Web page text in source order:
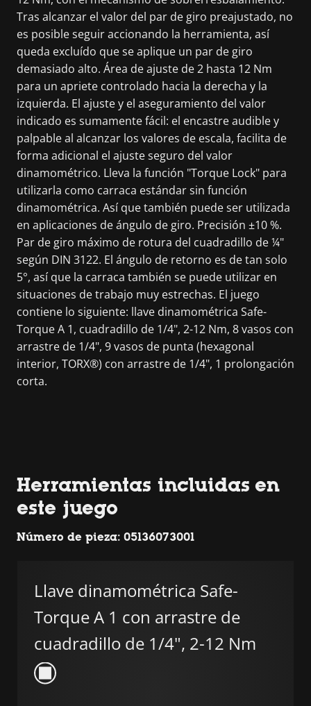
Tras alcanzar el valor del par de giro preajustado, no
es posible seguir accionando la herramienta, así
queda excluído que se aplique un par de giro
demasiado alto. Área de ajuste de 2 hasta 12 Nm
para un apriete controlado hacia la derecha y la
izquierda. El ajuste y el aseguramiento del valor
indicado es sumamente fácil: el encastre audible y
palpable al alcanzar los valores de escala, facilita de
forma adicional el ajuste seguro del valor
dinamométrico. Lleva la función "Torque Lock" para
utilizarla como carraca estándar sin función
dinamométrica. Así que también puede ser utilizada
en aplicaciones de ángulo de giro. Precisión ±10 %.
Par de giro máximo de rotura del cuadradillo de ¼"
según DIN 3122. El ángulo de retorno es de tan solo
5°, así que la carraca también se puede utilizar en
situaciones de trabajo muy estrechas. El juego
contiene lo siguiente: llave dinamométrica Safe-
Torque A 1, cuadradillo de 1/4", 2-12 Nm, 8 vasos con
arrastre de 1/4", 9 vasos de punta (hexagonal
interior, TORX®) con arrastre de 1/4", 1 prolongación
corta.
Herramientas incluidas en
este juego
Número de pieza: 05136073001
Llave dinamométrica Safe-
Torque A 1 con arrastre de
cuadradillo de 1/4", 2-12 Nm